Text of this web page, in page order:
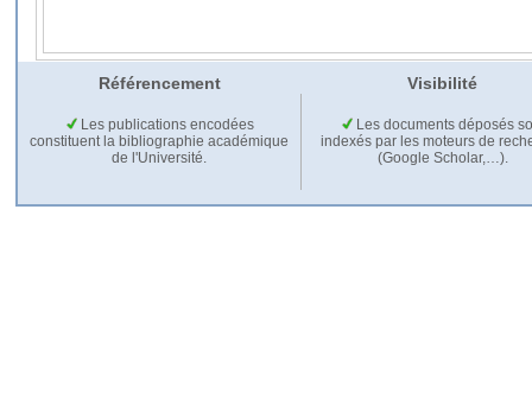
Référencement Visibilité
Les publications encodées
constituent la bibliographie académique
de l'Université.
Les documents déposés
indexés par les moteurs de
(Google Scholar,…).